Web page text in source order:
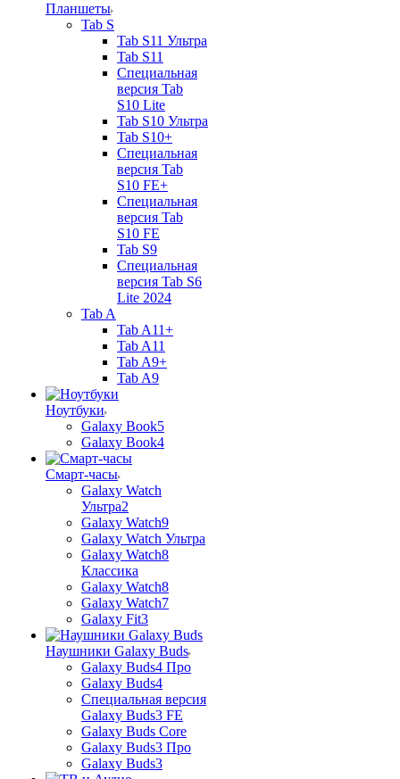
Планшеты
Tab S
Tab S11 Ультра
Tab S11
Специальная
версия Tab
S10 Lite
Tab S10 Ультра
Tab S10+
Специальная
версия Tab
S10 FE+
Специальная
версия Tab
S10 FE
Tab S9
Специальная
версия Tab S6
Lite 2024
Tab A
Tab A11+
Tab A11
Tab A9+
Tab A9
Ноутбуки
Galaxy Book5
Galaxy Book4
Смарт-часы
Galaxy Watch
Ультра2
Galaxy Watch9
Galaxy Watch Ультра
Galaxy Watch8
Классика
Galaxy Watch8
Galaxy Watch7
Galaxy Fit3
Наушники Galaxy Buds
Galaxy Buds4 Про
Galaxy Buds4
Специальная версия
Galaxy Buds3 FE
Galaxy Buds Core
Galaxy Buds3 Про
Galaxy Buds3